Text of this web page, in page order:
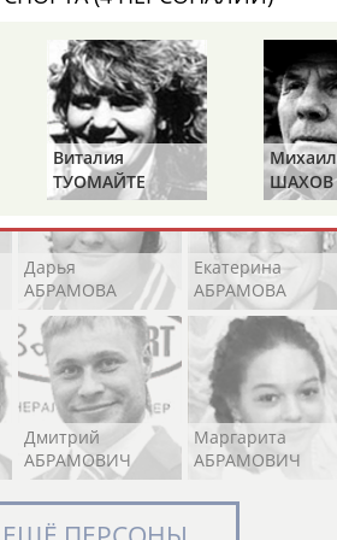
Захария
АБРАМАШВИЛИ
Александр
АБРАМОВ
Дарья
АБРАМОВА
Екатерина
АБРАМОВА
Дмитрий
АБРАМОВИЧ
Маргарита
АБРАМОВИЧ
Виталия
ТУОМАЙТЕ
Михаил
ШАХОВ